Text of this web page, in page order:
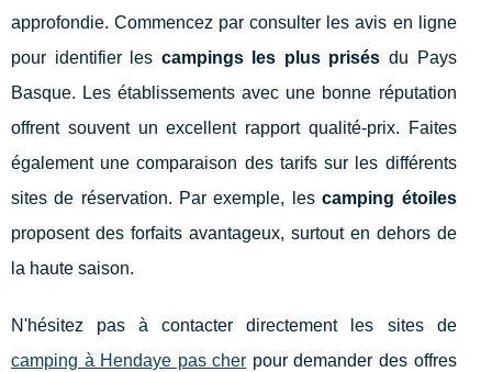
approfondie. Commencez par consulter les avis en ligne
pour identifier les campings les plus prisés du Pays
Basque. Les établissements avec une bonne réputation
offrent souvent un excellent rapport qualité-prix. Faites
également une comparaison des tarifs sur les différents
sites de réservation. Par exemple, lescamping étoiles
proposent des forfaits avantageux, surtout en dehors de
la haute saison.
N'hésitez pas à contacter directement les sites de
camping à Hendaye pas cher pour demander des offres